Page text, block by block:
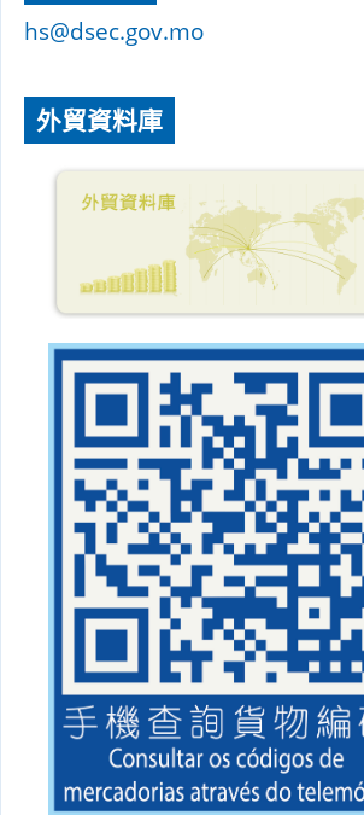
hs@dsec.gov.mo
外貿資料庫